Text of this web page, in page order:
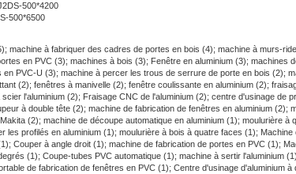
500*4200
500*6500
machine à fabriquer des cadres de portes en bois (4); machine à murs-
en PVC (3); machines à bois (3); Fenêtre en aluminium (3); machines
en PVC-U (3); machine à percer les trous de serrure de porte en bois (2);
(2); fenêtres à manivelle (2); fenêtre coulissante en aluminium (2);
l'aluminium (2); Fraisage CNC de l'aluminium (2); centre d'usinage de
à double tête (2); machine de fabrication de fenêtres en aluminium (2);
(2); machine de découpe automatique en aluminium (1); moulurière à
les profilés en aluminium (1); moulurière à bois à quatre faces (1); Machine
Couper à angle droit (1); machine de fabrication de portes en PVC (1);
(1); Coupe-tubes PVC automatique (1); machine à sertir l'aluminium
de fabrication de fenêtres en PVC (1); Centre d'usinage d'aluminium à